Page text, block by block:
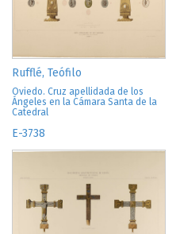
Rufflé, Teófilo
Oviedo. Cruz apellidada de los
Ángeles en la Cámara Santa de la
Catedral
E-3738